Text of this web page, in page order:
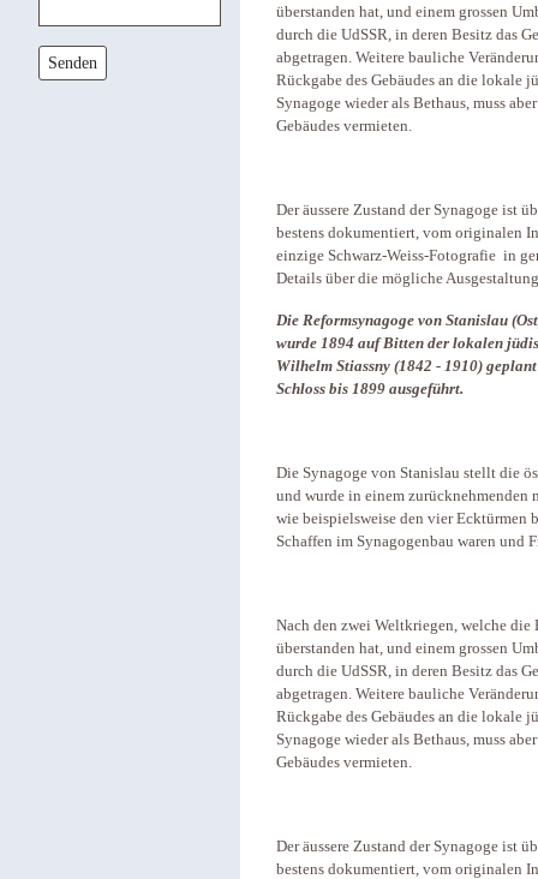
Senden
überstanden hat, und einem grossen
durch die UdSSR, in deren Besitz das
abgetragen. Weitere bauliche
Rückgabe des Gebäudes an die lokale
Synagoge wieder als Bethaus, muss
Gebäudes vermieten.
Der äussere Zustand der Synagoge ist
bestens dokumentiert, vom originalen
einzige Schwarz-Weiss-Fotografie in
Details über die mögliche
Die Reformsynagoge von Stanislau
wurde 1894 auf Bitten der lokalen
Wilhelm Stiassny (1842 - 1910)
Schloss bis 1899 ausgeführt.
Die Synagoge von Stanislau stellt die
und wurde in einem zurücknehmenden
wie beispielsweise den vier Ecktürmen
Schaffen im Synagogenbau waren und
Nach den zwei Weltkriegen, welche
überstanden hat, und einem grossen
durch die UdSSR, in deren Besitz das
abgetragen. Weitere bauliche
Rückgabe des Gebäudes an die lokale
Synagoge wieder als Bethaus, muss
Gebäudes vermieten.
Der äussere Zustand der Synagoge ist
bestens dokumentiert, vom originalen